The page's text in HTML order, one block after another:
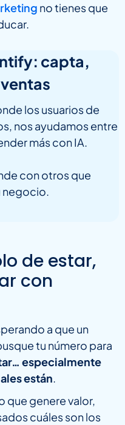
no tienes que
capta,
los usuarios de
nos ayudamos entre
más con IA.
con otros que
negocio.
de estar,
con
a que un
tu número para
especialmente
están.
que genere valor,
cuáles son los